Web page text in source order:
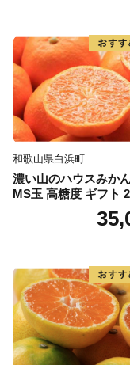
和歌山県白浜町
濃い山のハウスみか
MS玉 高糖度 ギフト